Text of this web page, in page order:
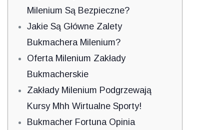
Milenium Są Bezpieczne?
Jakie Są Główne Zalety
Bukmachera Milenium?
Oferta Milenium Zakłady
Bukmacherskie
Zakłady Milenium Podgrzewają
Kursy Mhh Wirtualne Sporty!
Bukmacher Fortuna Opinia